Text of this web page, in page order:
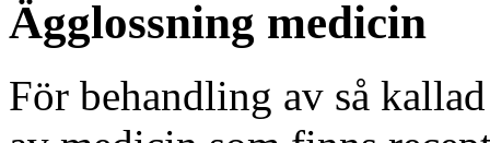
Ägglossning medicin
För behandling av så